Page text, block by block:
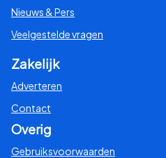
Nieuws & Pers
Veelgestelde vragen
Zakelijk
Adverteren
Contact
Overig
Gebruiksvoorwaarden